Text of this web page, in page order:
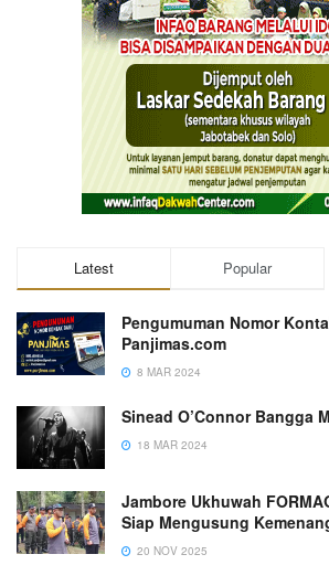
Latest Popular
Pengumuman Nomor
Panjimas.com
8 MAR 2024
Sinead O’Connor Bangga
18 MAR 2024
Jambore Ukhuwah
Siap Mengusung
20 NOV 2025